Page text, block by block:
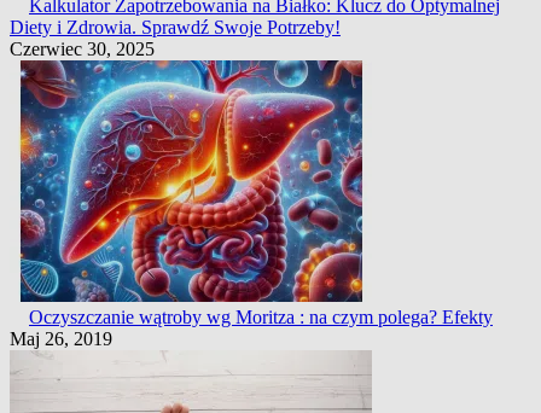
Kalkulator Zapotrzebowania na Białko: Klucz do Optymalnej
Diety i Zdrowia. Sprawdź Swoje Potrzeby!
Czerwiec 30, 2025
Oczyszczanie wątroby wg Moritza : na czym polega? Efekty
Maj 26, 2019